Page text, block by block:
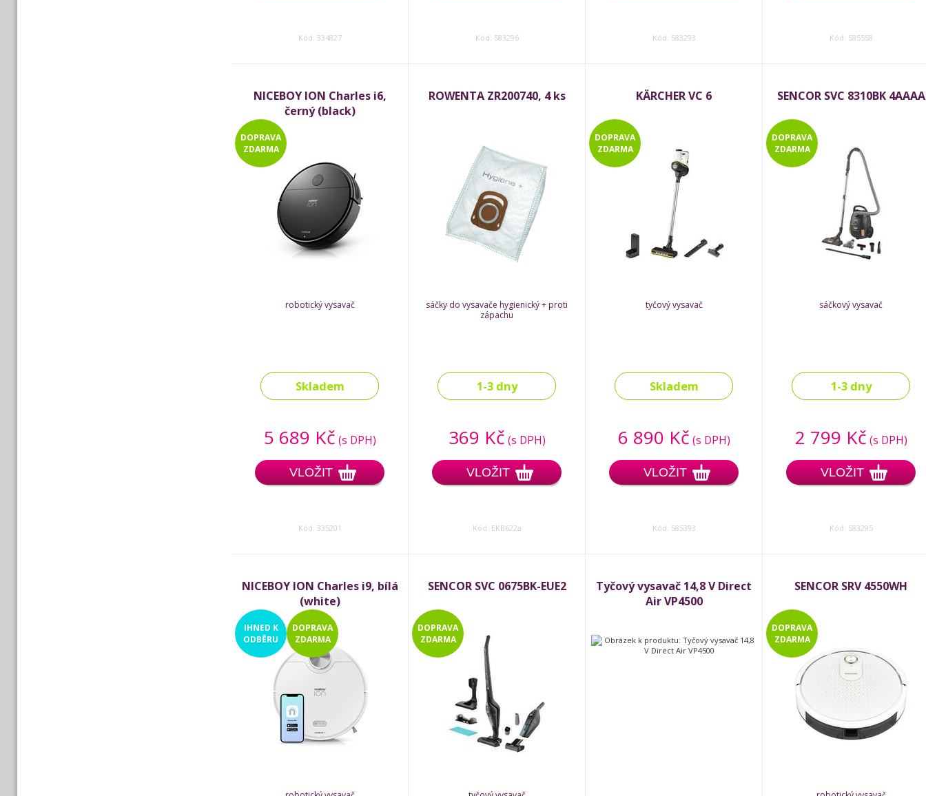
Kód: 334827 Kód: 583296 Kód: 583293 Kód: 585558
NICEBOY ION Charles i6,
černý (black)
robotický vysavač
DOPRAVA
ZDARMA
Skladem
5 689 Kč (s DPH)
VLOŽIT
Kód: 335201
ROWENTA ZR200740, 4 ks
sáčky do vysavače hygienický + proti
zápachu
1-3 dny
369 Kč (s DPH)
VLOŽIT
Kód: EKB622a
KÄRCHER VC 6
tyčový vysavač
DOPRAVA
ZDARMA
Skladem
6 890 Kč (s DPH)
VLOŽIT
Kód: 585393
SENCOR SVC 8310BK 4AAAA
sáčkový vysavač
DOPRAVA
ZDARMA
1-3 dny
2 799 Kč (s DPH)
VLOŽIT
Kód: 583295
NICEBOY ION Charles i9, bílá
(white)
IHNED K
ODBĚRU
DOPRAVA
ZDARMA
SENCOR SVC 0675BK-EUE2
DOPRAVA
ZDARMA
Tyčový vysavač 14,8 V Direct
Air VP4500
SENCOR SRV 4550WH
DOPRAVA
ZDARMA